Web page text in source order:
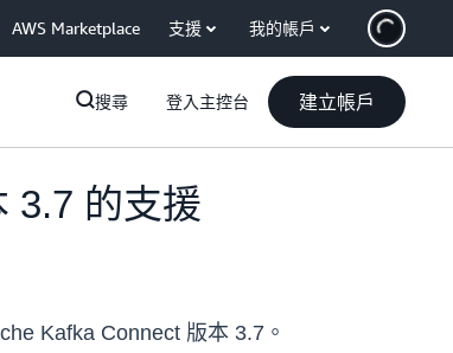
AWS Marketplace 支援 我的帳戶
搜尋 登入主控台 建立帳戶
3.7 的支援
Kafka Connect 版本 3.7。